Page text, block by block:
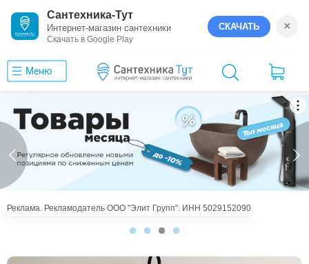
Сантехника-Тут
Интернет-магазин сантехники
Скачать в Google Play
СКАЧАТЬ ×
Меню
Реклама. Рекламодатель ООО "Элит Групп". ИНН 5029152090